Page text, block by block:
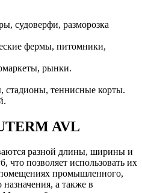
судоверфи, разморозка
фермы, питомники,
рынки.
стадионы, теннисные корты.
AVL
разной длины, ширины и
что позволяет использовать иx
промышленного,
а также в